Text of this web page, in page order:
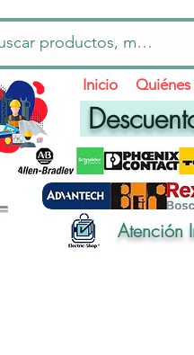
Inicio
Atención